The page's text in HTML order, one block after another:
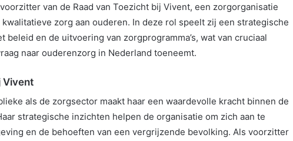
van de Raad van Toezicht bij Vivent, een zorgorganisatie
zorg aan ouderen. In deze rol speelt zij een strategische
beleid en de uitvoering van zorgprogramma’s, wat van cruciaal
naar ouderenzorg in Nederland toeneemt.
Vivent
als de zorgsector maakt haar een waardevolle kracht binnen de
strategische inzichten helpen de organisatie om zich aan te
en de behoeften van een vergrijzende bevolking. Als voorzitter